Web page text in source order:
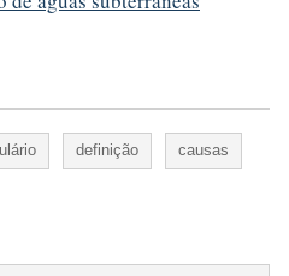
definição causas